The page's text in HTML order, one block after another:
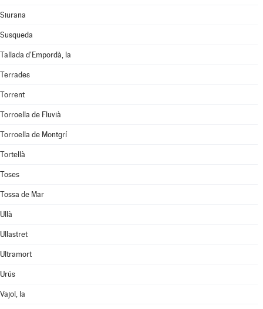
Siurana
Susqueda
Tallada d'Empordà, la
Terrades
Torrent
Torroella de Fluvià
Torroella de Montgrí
Tortellà
Toses
Tossa de Mar
Ullà
Ullastret
Ultramort
Urús
Vajol, la